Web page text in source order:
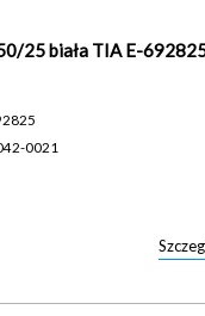
25 biała TIA E-
0021